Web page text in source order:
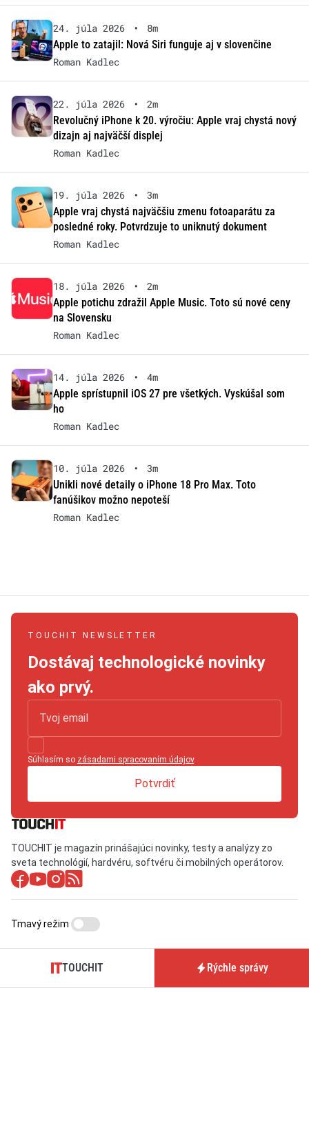
24. júla 2026 •
8m
Apple to zatajil: Nová Siri funguje aj v slovenčine
Roman Kadlec
22. júla 2026 •
2m
Revolučný iPhone k 20. výročiu: Apple vraj chystá nový
dizajn aj najväčší displej
Roman Kadlec
19. júla 2026 •
3m
Apple vraj chystá najväčšiu zmenu fotoaparátu za
posledné roky. Potvrdzuje to uniknutý dokument
Roman Kadlec
18. júla 2026 •
2m
Apple potichu zdražil Apple Music. Toto sú nové ceny
na Slovensku
Roman Kadlec
14. júla 2026 •
4m
Apple sprístupnil iOS 27 pre všetkých. Vyskúšal som
ho
Roman Kadlec
10. júla 2026 •
3m
Unikli nové detaily o iPhone 18 Pro Max. Toto
fanúšikov možno nepoteší
Roman Kadlec
TOUCHIT NEWSLETTER
Dostávaj technologické novinky
ako prvý.
Súhlasím so zásadami spracovaním údajov.
Potvrdiť
TOUCHIT je magazín prinášajúci novinky, testy a analýzy zo
sveta technológií, hardvéru, softvéru či mobilných operátorov.
O nás / Kontakt
Pre inzerentov
Predplatné časopisu
Tmavý režim
TOUCHIT Rýchle správy